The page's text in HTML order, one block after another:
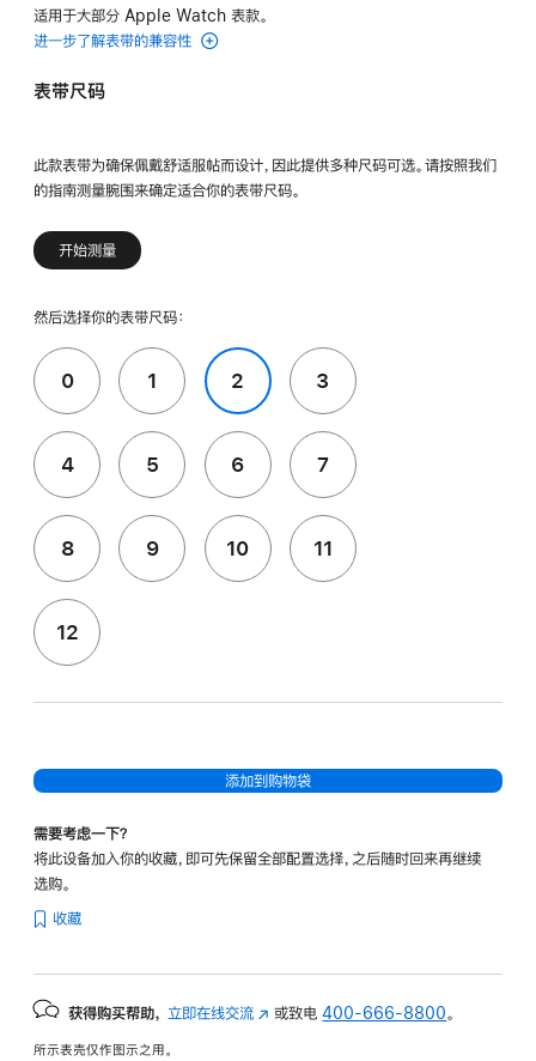
适用于大部分 Apple Watch 表款。
进一步了解表带的兼容性
表带尺码
此款表带为确保佩戴舒适服帖而设计，因此提供多种尺码可选。请按照我们
的指南测量腕围来确定适合你的表带尺码。
开始测量
然后选择你的表带尺码：
0 1 2 3
4 5 6 7
8 9 10 11
12
添加到购物袋
需要考虑一下？
将此设备加入你的收藏，即可先保留全部配置选择，之后随时回来再继续
选购。
收藏
获得购买帮助， 立即在线交流 (在 或致电400-666-8800 。
所示表壳仅作图示之用。